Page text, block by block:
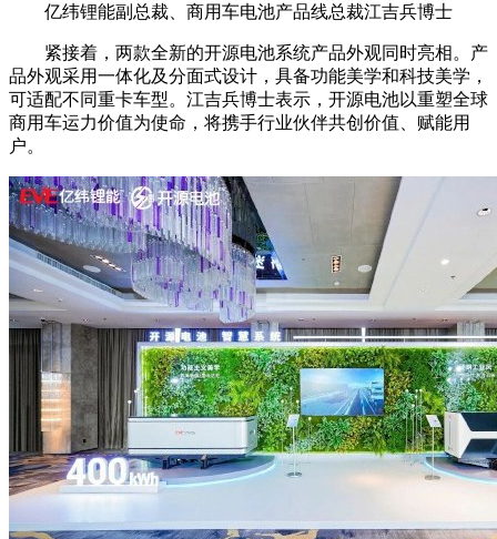
亿纬锂能副总裁、商用车电池产品线总裁江吉兵博士
紧接着，两款全新的开源电池系统产品外观同时亮相。产
品外观采用一体化及分面式设计，具备功能美学和科技美学，
可适配不同重卡车型。江吉兵博士表示，开源电池以重塑全球
商用车运力价值为使命，将携手行业伙伴共创价值、赋能用
户。